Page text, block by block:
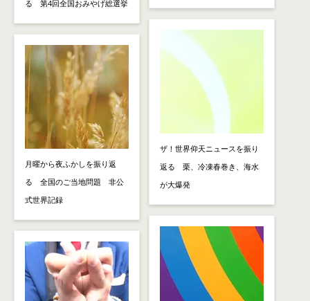
る 第4回全国おみやげ総選挙
月曜から夜ふかしを振り返
る 全国のご当地問題 非公
式世界記録
ザ！世界仰天ニュースを振り
返る 栗、冷凍春巻き、海水
が大爆発